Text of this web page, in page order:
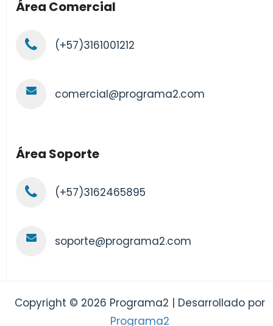
Área Comercial
(+57)3161001212
comercial@programa2.com
Área Soporte
(+57)3162465895
soporte@programa2.com
Copyright © 2026 Programa2 | Desarrollado por
Programa2